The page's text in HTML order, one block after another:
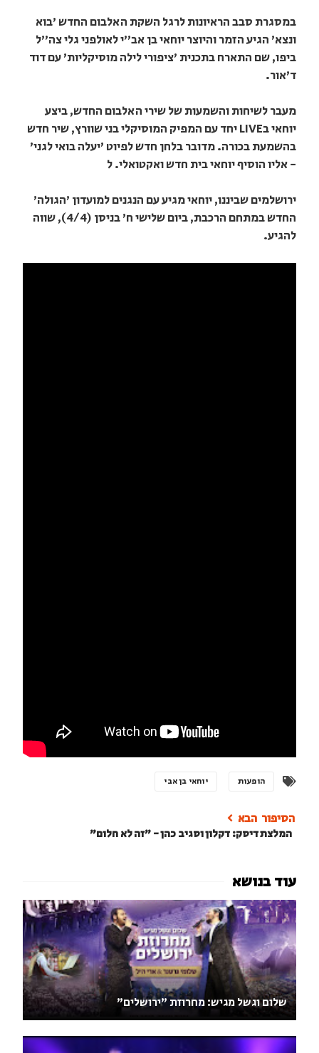
במסגרת סבב הראיונות לרגל השקת האלבום החדש 'בוא
ונצא' הגיע הזמר והיוצר יוחאי בן אב"י לאולפני גלי צה"ל
ביפו, שם התארח בתכנית 'ציפורי לילה מוסיקליות' עם דוד
ד'אור.
מעבר לשיחות והשמעות של שירי האלבום החדש, ביצע
יוחאי בLIVE יחד עם המפיק המוסיקלי בני שוורץ, שיר חדש
בהשמעת בכורה. מדובר בלחן חדש לפיוט 'יעלה בואי לגני'
- אליו הוסיף יוחאי בית חדש ואקטואלי. ל
ירושלמים שביננו, יוחאי מגיע עם הנגנים למועדון 'הגולה'
החדש במתחם הרכבת, ביום שלישי ח' בניסן (4/4), שווה
להגיע.
הופעות יוחאי בן אבי
המלצת דיסק: דקלון וסגיב כהן - "זה לא חלום"
שלום וגשל מגיש: מחרוזת "ירושלים"